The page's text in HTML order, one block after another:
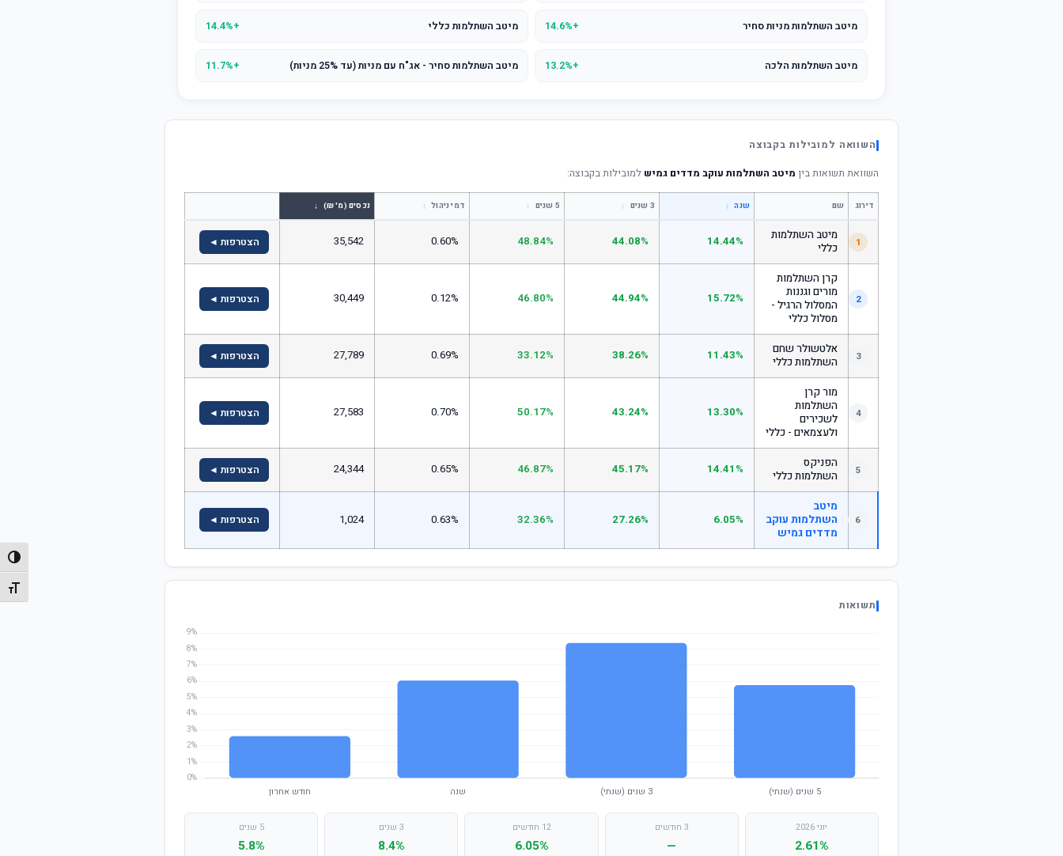
מתג
מיטב השתלמות מניות סחיר +14.6% מיטב השתלמות כללי +14.4%
מיטב השתלמות הלכה +13.2% מיטב השתלמות סחיר - אג"ח עם מניות (עד 25% מניות) +11.7%
השוואה למובילות בקבוצה
השוואת תשואות בין מיטב השתלמות עוקב מדדים גמיש למובילות בקבוצה:
דירוג שם שנה ↕ 3 שנים ↕ 5 שנים ↕ דמי ניהול ↕ נכסים (מ' ₪) ↓
1
מיטב השתלמות
כללי
14.44%
44.08%
48.84%
0.60%
35,542 הצטרפות ◄
2
קרן השתלמות
מורים וגננות
המסלול הרגיל -
מסלול כללי
15.72%
44.94%
46.80%
0.12%
30,449 הצטרפות ◄
3
אלטשולר שחם
השתלמות כללי
11.43%
38.26%
33.12%
0.69%
27,789 הצטרפות ◄
4
מור קרן
השתלמות
לשכירים
ולעצמאים - כללי
13.30%
43.24%
50.17%
0.70%
27,583 הצטרפות ◄
5
הפניקס
השתלמות כללי
14.41%
45.17%
46.87%
0.65%
24,344 הצטרפות ◄
6
מיטב
השתלמות עוקב
מדדים גמיש
6.05%
27.26%
32.36%
0.63%
1,024 הצטרפות ◄
תשואות
יוני 2026
2.61%
3 חודשים
—
12 חודשים
6.05%
3 שנים
8.4%
5 שנים
5.8%